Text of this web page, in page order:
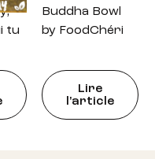
tu
Buddha Bowl
by FoodChéri
Lire
l'article